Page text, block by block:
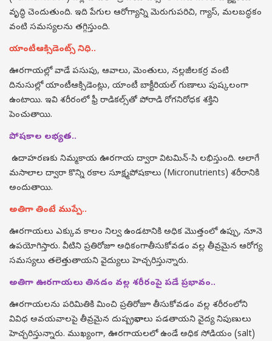
వృద్ధి చెందుతుంది. ఇది పేగుల ఆరోగ్యాన్ని మెరుగుపరిచి, గ్యాస్, మలబద్ధకం
వంటి సమస్యలను తగ్గిస్తుంది.
యాంటీఆక్సిడెంట్స్ నిధి..
ఊరగాయల్లో వాడే పసుపు, ఆవాలు, మెంతులు, నల్లజీలకర్ర వంటి
దినుసుల్లో యాంటీఆక్సిడెంట్లు, యాంటీ బాక్టీరియల్ గుణాలు పుష్కలంగా
ఉంటాయి. ఇవి శరీరంలో ఫ్రీ రాడికల్స్‌తో పోరాడి రోగనిరోధక శక్తిని
పెంచుతాయి.
పోషకాల లభ్యత..
ఉదాహరణకు నిమ్మకాయ ఊరగాయ ద్వారా విటమిన్-సి లభిస్తుంది. అలాగే
మసాలాల ద్వారా కొన్ని రకాల సూక్ష్మపోషకాలు (Micronutrients) శరీరానికి
అందుతాయి.
అతిగా తింటే ముప్పే..
ఊరగాయలు ఎక్కువ కాలం నిల్వ ఉండటానికి అధిక మొత్తంలో ఉప్పు, నూనె
ఉపయోగిస్తారు. వీటిని ప్రతిరోజూ అధికంగాతీసుకోవడం వల్ల తీవ్రమైన ఆరోగ్య
సమస్యలు తలెత్తుతాయని వైద్యులు హెచ్చరిస్తున్నారు.
అతిగా ఊరగాయలు తినడం వల్ల శరీరంపై పడే ప్రభావం..
ఊరగాయలను పరిమితికి మించి ప్రతిరోజూ తీసుకోవడం వల్ల శరీరంలోని
వివిధ అవయవాలపై తీవ్రమైన దుష్ప్రభావాలు పడతాయని వైద్య నిపుణులు
హెచ్చరిస్తున్నారు. ముఖ్యంగా, ఊరగాయలలో ఉండే అధిక సోడియం (salt)